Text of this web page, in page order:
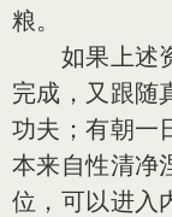
粮。
如果上述资
完成，又跟随
功夫；有朝一
本来自性清净
位，可以进入